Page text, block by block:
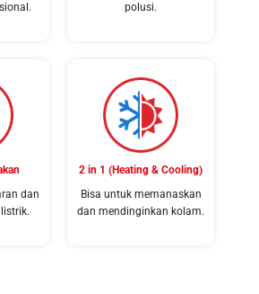
polusi.
dan
2 in 1 (Heating & Cooling)
Bisa untuk memanaskan
dan mendinginkan kolam.